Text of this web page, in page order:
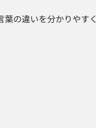
の違いを分かりやすく